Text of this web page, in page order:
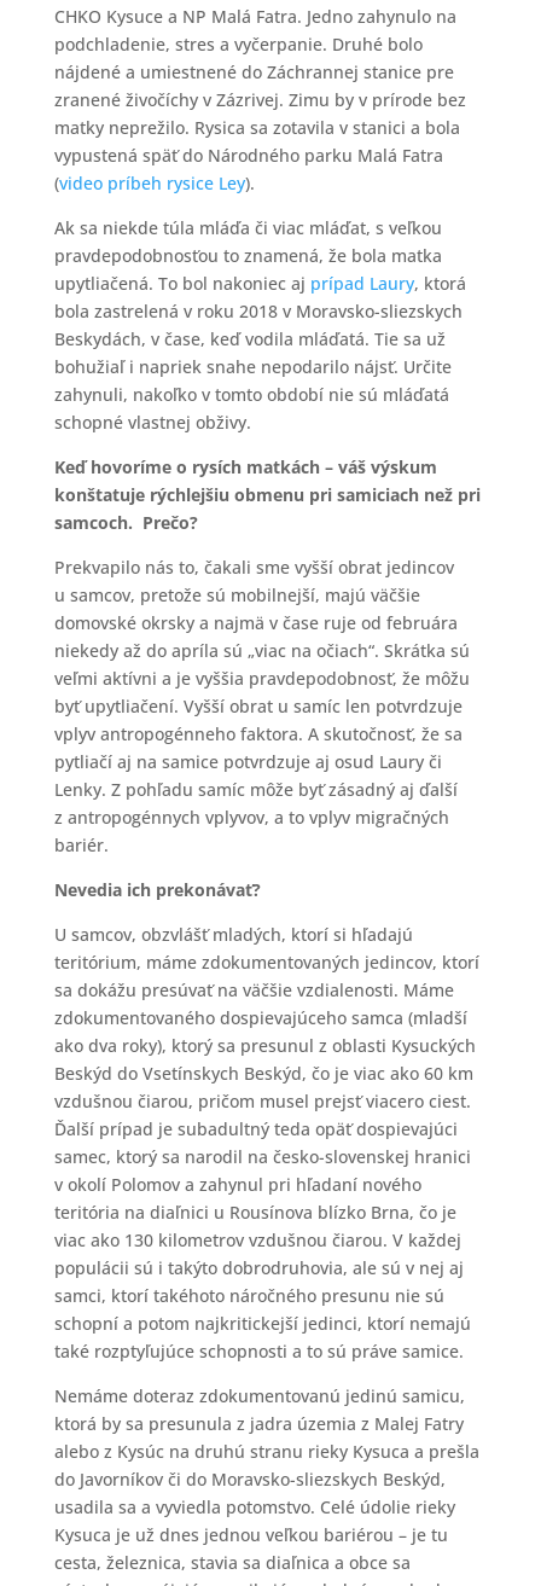
CHKO Kysuce a NP Malá Fatra. Jedno zahynulo na
podchladenie, stres a vyčerpanie. Druhé bolo
nájdené a umiestnené do Záchrannej stanice pre
zranené živočíchy v Zázrivej. Zimu by v prírode bez
matky neprežilo. Rysica sa zotavila v stanici a bola
vypustená späť do Národného parku Malá Fatra
(video príbeh rysice Ley).
Ak sa niekde túla mláďa či viac mláďat, s veľkou
pravdepodobnosťou to znamená, že bola matka
upytliačená. To bol nakoniec aj prípad Laury, ktorá
bola zastrelená v roku 2018 v Moravsko-sliezskych
Beskydách, v čase, keď vodila mláďatá. Tie sa už
bohužiaľ i napriek snahe nepodarilo nájsť. Určite
zahynuli, nakoľko v tomto období nie sú mláďatá
schopné vlastnej obživy.
Keď hovoríme o rysích matkách – váš výskum
konštatuje rýchlejšiu obmenu pri samiciach než pri
samcoch. Prečo?
Prekvapilo nás to, čakali sme vyšší obrat jedincov
u samcov, pretože sú mobilnejší, majú väčšie
domovské okrsky a najmä v čase ruje od februára
niekedy až do apríla sú „viac na očiach“. Skrátka sú
veľmi aktívni a je vyššia pravdepodobnosť, že môžu
byť upytliačení. Vyšší obrat u samíc len potvrdzuje
vplyv antropogénneho faktora. A skutočnosť, že sa
pytliačí aj na samice potvrdzuje aj osud Laury či
Lenky. Z pohľadu samíc môže byť zásadný aj ďalší
z antropogénnych vplyvov, a to vplyv migračných
bariér.
Nevedia ich prekonávať?
U samcov, obzvlášť mladých, ktorí si hľadajú
teritórium, máme zdokumentovaných jedincov, ktorí
sa dokážu presúvať na väčšie vzdialenosti. Máme
zdokumentovaného dospievajúceho samca (mladší
ako dva roky), ktorý sa presunul z oblasti Kysuckých
Beskýd do Vsetínskych Beskýd, čo je viac ako 60 km
vzdušnou čiarou, pričom musel prejsť viacero ciest.
Ďalší prípad je subadultný teda opäť dospievajúci
samec, ktorý sa narodil na česko-slovenskej hranici
v okolí Polomov a zahynul pri hľadaní nového
teritória na diaľnici u Rousínova blízko Brna, čo je
viac ako 130 kilometrov vzdušnou čiarou. V každej
populácii sú i takýto dobrodruhovia, ale sú v nej aj
samci, ktorí takéhoto náročného presunu nie sú
schopní a potom najkritickejší jedinci, ktorí nemajú
také rozptyľujúce schopnosti a to sú práve samice.
Nemáme doteraz zdokumentovanú jedinú samicu,
ktorá by sa presunula z jadra územia z Malej Fatry
alebo z Kysúc na druhú stranu rieky Kysuca a prešla
do Javorníkov či do Moravsko-sliezskych Beskýd,
usadila sa a vyviedla potomstvo. Celé údolie rieky
Kysuca je už dnes jednou veľkou bariérou – je tu
cesta, železnica, stavia sa diaľnica a obce sa